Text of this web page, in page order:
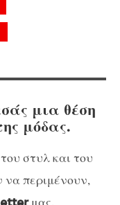
μια θέση
μόδας.
στυλ και του
να περιμένουν,